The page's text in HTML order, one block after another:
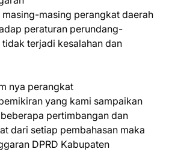
masing perangkat daerah
peraturan perundang-
terjadi kesalahan dan
nya perangkat
yang kami sampaikan
pertimbangan dan
dari setiap pembahasan maka
DPRD Kabupaten